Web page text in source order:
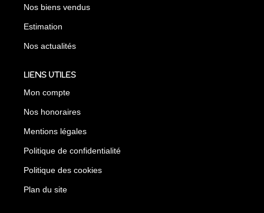
Nos biens vendus
Estimation
Nos actualités
LIENS UTILES
Mon compte
Nos honoraires
Mentions légales
Politique de confidentialité
Politique des cookies
Plan du site